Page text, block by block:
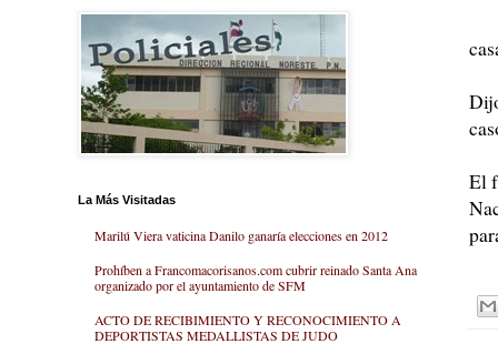
El
La Más Visitadas
Marilú Viera vaticina Danilo ganaría elecciones en 2012
Prohíben a Francomacorisanos.com cubrir reinado Santa Ana
organizado por el ayuntamiento de SFM
ACTO DE RECIBIMIENTO Y RECONOCIMIENTO A
DEPORTISTAS MEDALLISTAS DE JUDO